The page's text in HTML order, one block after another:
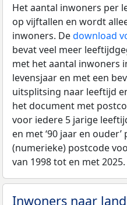
Het aantal inwoners per
op vijftallen en wordt
inwoners. Dedownload
bevat veel meer
met het aantal inwoners
levensjaar en met een
uitsplitsing naar leeftijd
het document met
voor iedere 5 jarige
en met ‘90 jaar en
(numerieke) postcode
van 1998 tot en met 2025.
Inwoners naar